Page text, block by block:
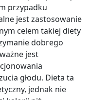
przypadku
jest zastosowanie
celem takiej diety
dobrego
jest
głodu. Dieta ta
jednak nie